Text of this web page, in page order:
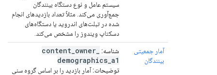
سیستم عامل و نوع دستگاه بینندگان
جمع‌آوری می‌کند. مثلاً تعداد بازدیدهای انجام
شده در تبلت‌های اندروید یا دستگاه‌های
دسکتاپ ویندوز را مشخص می‌کند.
آمار جمعیتی
بینندگان
شناسه: content owner
demographics a1
توضیحات:آمار بازدید را بر اساس گروه سنی